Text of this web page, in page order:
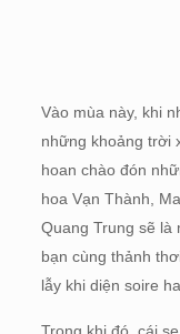
Vào mùa này, khi
những khoảng trời
hoan chào đón
hoa Vạn Thành,
Quang Trung sẽ là
bạn cùng thảnh
lẫy khi diện soire